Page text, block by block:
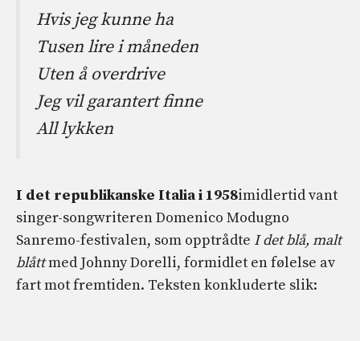
Hvis jeg kunne ha
Tusen lire i måneden
Uten å overdrive
Jeg vil garantert finne
All lykken
I det republikanske Italia i 1958imidlertid vant
singer-songwriteren Domenico Modugno
Sanremo-festivalen, som opptrådte I det blå, malt
blåttmed Johnny Dorelli, formidlet en følelse av
fart mot fremtiden. Teksten konkluderte slik: